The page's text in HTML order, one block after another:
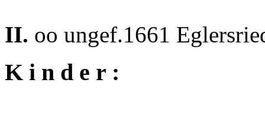
II. oo ungef.1661
K i n d e r :